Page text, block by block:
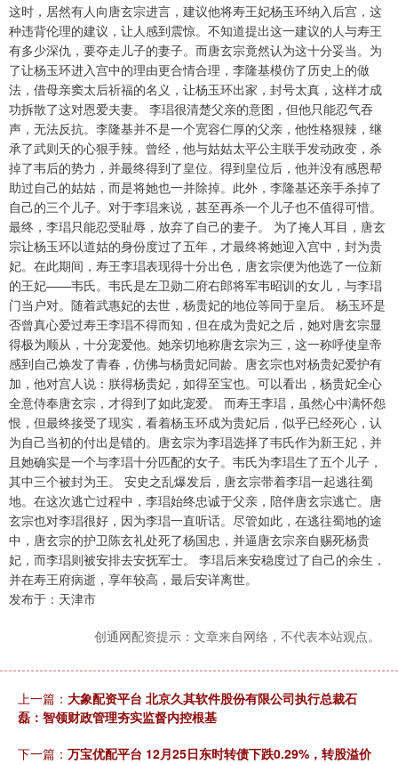
这时，居然有人向唐玄宗进言，建议他将寿王妃杨玉环纳入后宫，这
种违背伦理的建议，让人感到震惊。不知道提出这一建议的人与寿王
有多少深仇，要夺走儿子的妻子。而唐玄宗竟然认为这十分妥当。为
了让杨玉环进入宫中的理由更合情合理，李隆基模仿了历史上的做
法，借母亲窦太后祈福的名义，让杨玉环出家，封号太真，这样才成
功拆散了这对恩爱夫妻。 李琩很清楚父亲的意图，但他只能忍气吞
声，无法反抗。李隆基并不是一个宽容仁厚的父亲，他性格狠辣，继
承了武则天的心狠手辣。曾经，他与姑姑太平公主联手发动政变，杀
掉了韦后的势力，并最终得到了皇位。得到皇位后，他并没有感恩帮
助过自己的姑姑，而是将她也一并除掉。此外，李隆基还亲手杀掉了
自己的三个儿子。对于李琩来说，甚至再杀一个儿子也不值得可惜。
最终，李琩只能忍受耻辱，放弃了自己的妻子。 为了掩人耳目，唐玄
宗让杨玉环以道姑的身份度过了五年，才最终将她迎入宫中，封为贵
妃。在此期间，寿王李琩表现得十分出色，唐玄宗便为他选了一位新
的王妃——韦氏。韦氏是左卫勋二府右郎将军韦昭训的女儿，与李琩
门当户对。随着武惠妃的去世，杨贵妃的地位等同于皇后。 杨玉环是
否曾真心爱过寿王李琩不得而知，但在成为贵妃之后，她对唐玄宗显
得极为顺从，十分宠爱他。她亲切地称唐玄宗为三，这一称呼使皇帝
感到自己焕发了青春，仿佛与杨贵妃同龄。唐玄宗也对杨贵妃爱护有
加，他对宫人说：朕得杨贵妃，如得至宝也。可以看出，杨贵妃全心
全意侍奉唐玄宗，才得到了如此宠爱。 而寿王李琩，虽然心中满怀怨
恨，但最终接受了现实，看着杨玉环成为贵妃后，似乎已经死心，认
为自己当初的付出是错的。唐玄宗为李琩选择了韦氏作为新王妃，并
且她确实是一个与李琩十分匹配的女子。韦氏为李琩生了五个儿子，
其中三个被封为王。 安史之乱爆发后，唐玄宗带着李琩一起逃往蜀
地。在这次逃亡过程中，李琩始终忠诚于父亲，陪伴唐玄宗逃亡。唐
玄宗也对李琩很好，因为李琩一直听话。尽管如此，在逃往蜀地的途
中，唐玄宗的护卫陈玄礼处死了杨国忠，并逼唐玄宗亲自赐死杨贵
妃，而李琩则被安排去安抚军士。 李琩后来安稳度过了自己的余生，
并在寿王府病逝，享年较高，最后安详离世。
发布于：天津市
创通网配资提示：文章来自网络，不代表本站观点。
上一篇： 大象配资平台 北京久其软件股份有限公司执行总裁石
磊：智领财政管理夯实监督内控根基
下一篇： 万宝优配平台 12月25日东时转债下跌0.29%，转股溢价